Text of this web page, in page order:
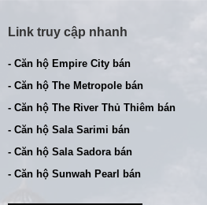
Link truy cập nhanh
- Căn hộ Empire City bán
- Căn hộ The Metropole bán
- Căn hộ The River Thủ Thiêm bán
- Căn hộ Sala Sarimi bán
- Căn hộ Sala Sadora bán
- Căn hộ Sunwah Pearl bán